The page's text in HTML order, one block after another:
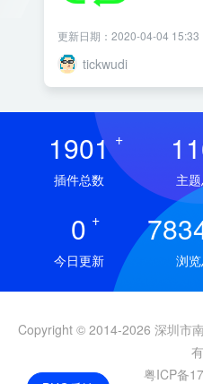
更新日期：2020-04-04 15:33
tickwudi
1901 +
插件总数 主
0 +
今日更新 浏
Copyright © 2014-2026 深圳市
有
粤ICP备